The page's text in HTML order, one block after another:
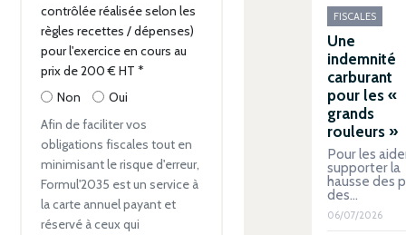
contrôlée réalisée selon les
règles recettes / dépenses)
pour l'exercice en cours au
prix de 200 € HT *
Non
Oui
Afin de faciliter vos
obligations fiscales tout en
minimisant le risque d'erreur,
Formul'2035 est un service à
la carte annuel payant et
réservé à ceux qui
FISCALES
Une
indemnité
carburant
pour les «
grands
rouleurs »
Pour les
supporter la
hausse des
des…
06/07/2026